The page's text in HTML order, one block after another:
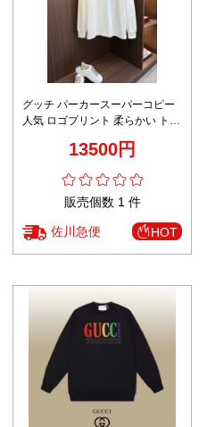
グッチ パーカースーパーコピー
人気 ロゴプリント 柔らかい トッ
13500円
販売個数 1 件
佐川急便 HOT